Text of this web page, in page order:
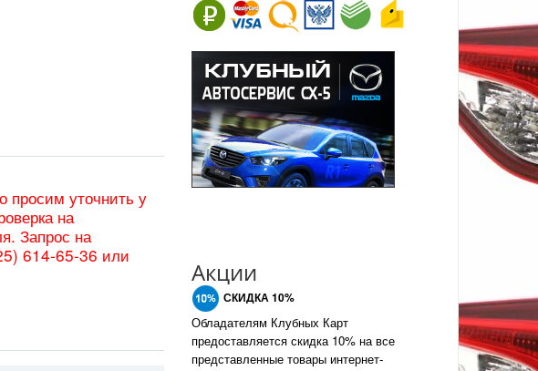
просим уточнить у
на
Запрос на
614-65-36 или
Акции
СКИДКА 10%
Обладателям Клубных Карт
предоставляется скидка 10% на все
представленные товары интернет-